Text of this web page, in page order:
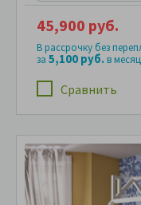
Сравнить
45,900 руб.
В рассрочку без
за 5,100 руб.в месяц